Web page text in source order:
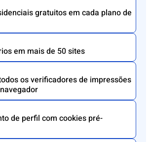
gratuitos em cada plano de
em mais de 50 sites
os verificadores de impressões
de perfil com cookies pré-